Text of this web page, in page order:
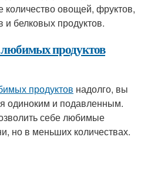
количество овощей, фруктов,
и белковых продуктов.
продуктов
продуктов надолго, вы
одиноким и подавленным.
себе любимые
но в меньших количествах.